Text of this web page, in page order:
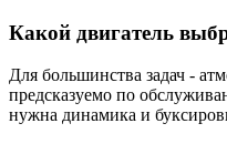
Какой двигатель
Для большинства задач -
предсказуемо по
нужна динамика и